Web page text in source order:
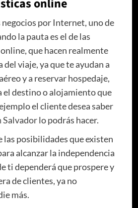
online
por Internet, uno de
la pauta es el de las
que hacen realmente
viaje, ya que te ayudan a
y a reservar hospedaje,
el destino o alojamiento que
el cliente desea saber
Salvadorlo podrás hacer.
las posibilidades que existen
alcanzar la independencia
ti dependerá que prospere y
de clientes, ya no
más.